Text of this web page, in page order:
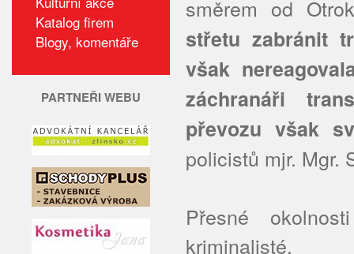
Katalog firem
Blogy, komentáře
PARTNEŘI WEBU
směrem od
střetu zabránit
však
záchranáři
převozu však
policistů mjr. Mgr.
Přesné
kriminalisté.